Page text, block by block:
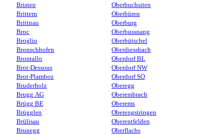
Bristen
Brittern
Brittnau
Broc
Broglio
Bronschhofen
Brontallo
Brot-Dessous
Brot-Plamboz
Bruderholz
Brugg AG
Brügg BE
Brügglen
Brülisau
Brunegg
Oberbuchsiten
Oberbüren
Oberburg
Oberbussnang
Oberbütschel
Oberdiessbach
Oberdorf BL
Oberdorf NW
Oberdorf SO
Oberegg
Oberembrach
Oberems
Oberengstringen
Oberentfelden
Oberflachs